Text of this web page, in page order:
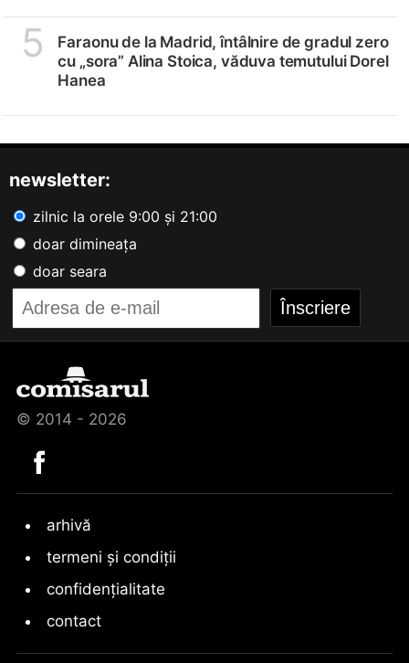
5
Faraonu de la Madrid, întâlnire de gradul zero
cu „sora” Alina Stoica, văduva temutului Dorel
Hanea
newsletter:
zilnic la orele 9:00 și 21:00
doar dimineața
doar seara
© 2014 - 2026
arhivă
termeni și condiții
confidențialitate
contact